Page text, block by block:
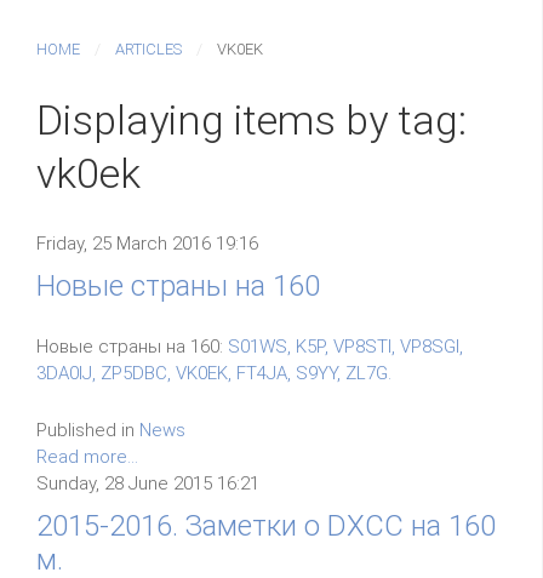
HOME ARTICLES VK0EK
Displaying items by tag:
vk0ek
Friday, 25 March 2016 19:16
Новые страны на 160
Новые страны на 160: S01WS, K5P, VP8STI, VP8SGI,
3DA0IJ, ZP5DBC, VK0EK, FT4JA, S9YY, ZL7G.
Published in News
Read more...
Sunday, 28 June 2015 16:21
2015-2016. Заметки о DXCC на 160
м.